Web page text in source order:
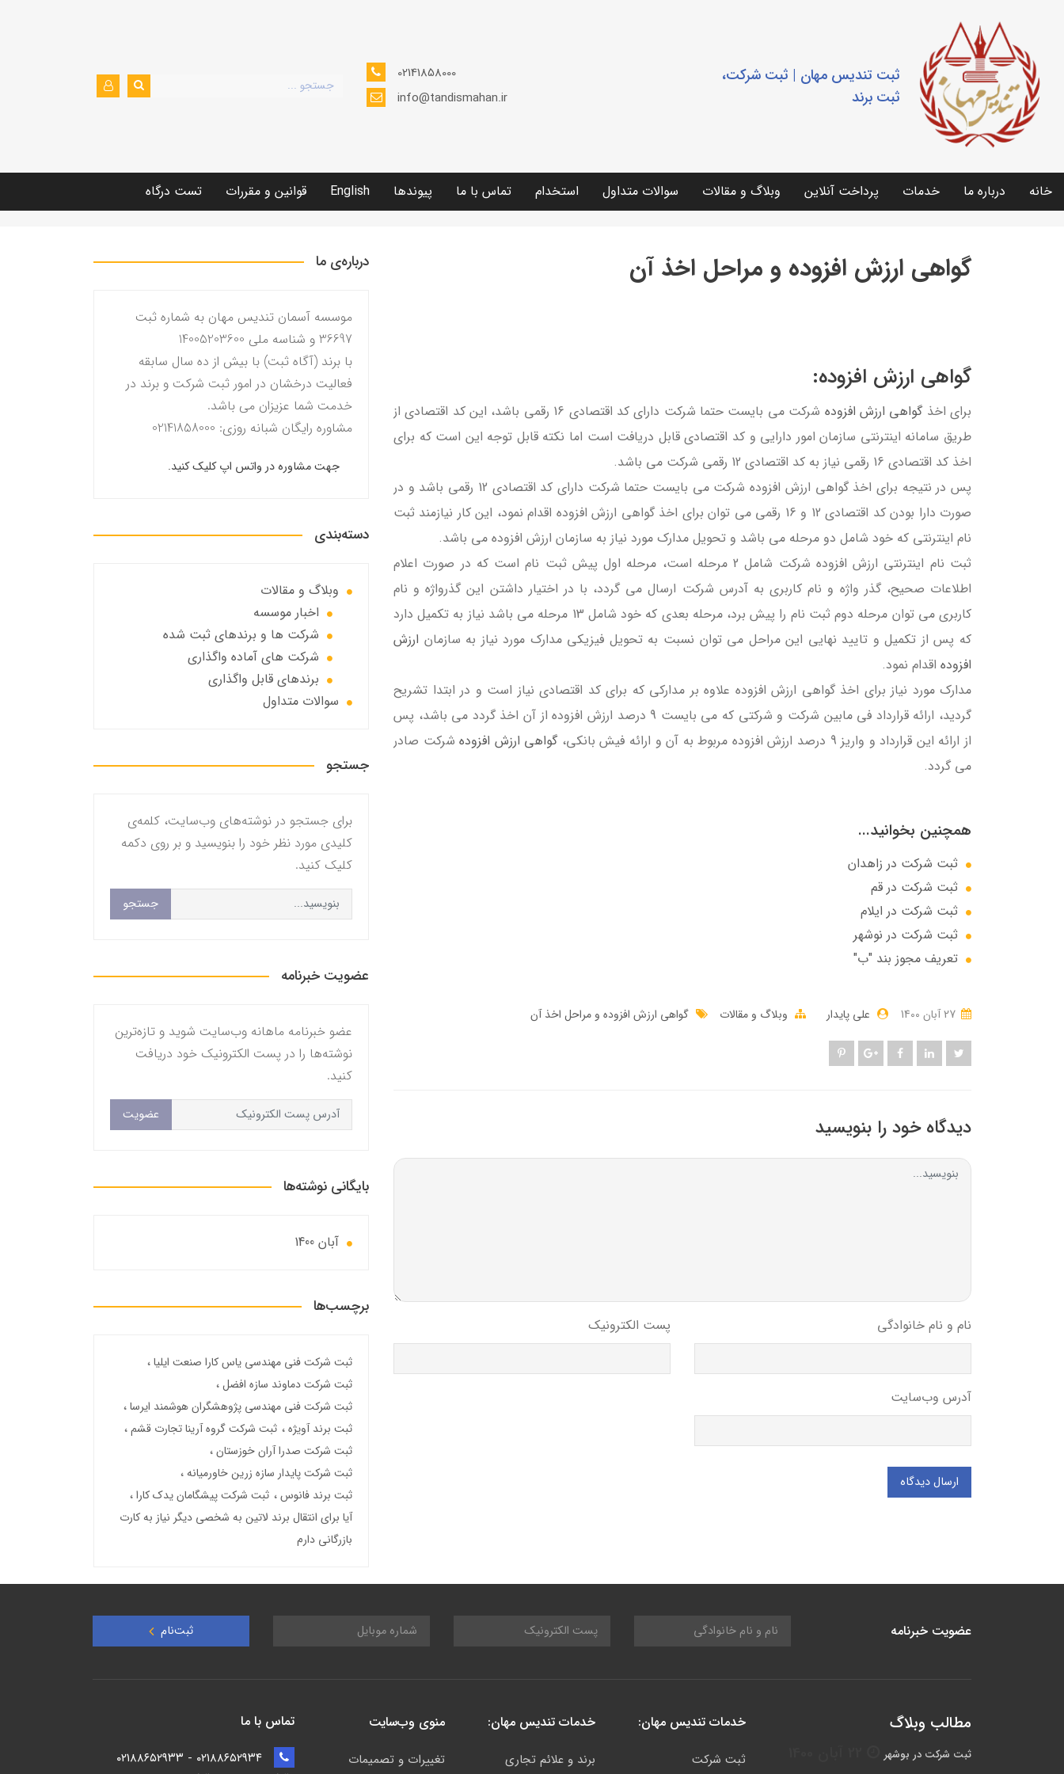
ثبت تندیس مهان | ثبت شرکت،
ثبت برند
02141858000
info@tandismahan.ir
خانه درباره ما خدمات پرداخت آنلاین وبلاگ و مقالات سوالات متداول استخدام تماس با ما پیوندها English قوانین و مقررات تست درگاه
گواهی ارزش افزوده و مراحل اخذ آن
گواهی ارزش افزوده:
برای اخذگواهی ارزش افزوده
شرکت می بایست حتما شرکت دارای کد اقتصادی 16 رقمی باشد، این کد اقتصادی از
طریق سامانه اینترنتی سازمان امور دارایی و کد اقتصادی قابل دریافت است اما نکته قابل توجه این است که برای
اخذ کد اقتصادی 16 رقمی نیاز به کد اقتصادی 12 رقمی شرکت می باشد.
پس در نتیجه برای اخذ گواهی ارزش افزوده شرکت می بایست حتما شرکت دارای کد اقتصادی 12 رقمی باشد و در
صورت دارا بودن کد اقتصادی 12 و 16 رقمی می توان برای اخذ گواهی ارزش افزوده اقدام نمود، این کار نیازمند ثبت
نام اینترنتی که خود شامل دو مرحله می باشد و تحویل مدارک مورد نیاز به سازمان ارزش افزوده می باشد.
ثبت نام اینترنتی ارزش افزوده شرکت شامل 2 مرحله است، مرحله اول پیش ثبت نام است که در صورت اعلام
اطلاعات صحیح، گذر واژه و نام کاربری به آدرس شرکت ارسال می گردد، با در اختیار داشتن این گذرواژه و نام
کاربری می توان مرحله دوم ثبت نام را پیش برد، مرحله بعدی که خود شامل 13 مرحله می باشد نیاز به تکمیل دارد
که پس از تکمیل و تایید نهایی این مراحل می توان نسبت به تحویل فیزیکی مدارک مورد نیاز به سازمان ارزش
افزوده اقدام نمود.
مدارک مورد نیاز برای اخذ گواهی ارزش افزوده علاوه بر مدارکی که برای کد اقتصادی نیاز است و در ابتدا تشریح
گردید، ارائه قرارداد فی مابین شرکت و شرکتی که می بایست 9 درصد ارزش افزوده از آن اخذ گردد می باشد، پس
از ارائه این قرارداد و واریز 9 درصد ارزش افزوده مربوط به آن و ارائه فیش بانکی،
گواهی ارزش افزودهشرکت صادر
می گردد.
همچنین بخوانید...
ثبت شرکت در زاهدان
ثبت شرکت در قم
ثبت شرکت در ایلام
ثبت شرکت در نوشهر
تعریف مجوز بند "ب"
علی پایدار وبلاگ و مقالات گواهی ارزش افزوده و مراحل اخذ آن
دیدگاه خود را بنویسید
نام و نام خانوادگی پست الکترونیک
آدرس وب‌سایت
ارسال دیدگاه
درباره‌ی ما
موسسه آسمان تندیس مهان به شماره ثبت
36697 و شناسه ملی 14005203600
با برند (آگاه ثبت) با بیش از ده سال سابقه
فعالیت درخشان در امور ثبت شرکت و برند در
خدمت شما عزیزان می باشد.
مشاوره رایگان شبانه روزی: 02141858000
جهت مشاوره در واتس اپ کلیک کنید.
دسته‌بندی
وبلاگ و مقالات
اخبار موسسه
شرکت ها و برندهای ثبت شده
شرکت های آماده واگذاری
برندهای قابل واگذاری
سوالات متداول
جستجو
برای جستجو در نوشته‌های وب‌سایت، کلمه‌ی
کلیدی مورد نظر خود را بنویسید و بر روی دکمه
کلیک کنید.
جستجو
عضویت خبرنامه
عضو خبرنامه ماهانه وب‌سایت شوید و تازه‌ترین
نوشته‌ها را در پست الکترونیک خود دریافت
کنید.
عضویت
بایگانی نوشته‌ها
آبان 1400
برچسب‌ها
ثبت شرکت فنی مهندسی یاس کارا صنعت ایلیا
ثبت شرکت دماوند سازه افضل
ثبت شرکت فنی مهندسی پژوهشگران هوشمند ایرسا
ثبت برند آویژه
ثبت شرکت گروه آرینا تجارت قشم
ثبت شرکت صدرا آران خوزستان
ثبت شرکت پایدار سازه زرین خاورمیانه
ثبت برند فانوس
ثبت شرکت پیشگامان یدک کارا
آیا برای انتقال برند لاتین به شخصی دیگر نیاز به کارت
بازرگانی دارم
عضویت خبرنامه ثبت‌نام
مطالب وبلاگ
ثبت شرکت در بوشهر
خدمات تندیس مهان:
ثبت شرکت
خدمات تندیس مهان:
برند و علائم تجاری
منوی وب‌سایت
تغییرات و تصمیمات
تماس با ما
۰۲۱۸۸۶۵۲۹۳۴ - ۰۲۱۸۸۶۵۲۹۳۳